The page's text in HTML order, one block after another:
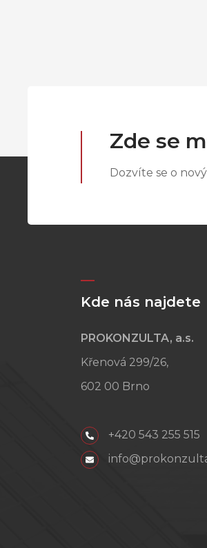
Zde se
Dozvíte se o
Kde nás najdete
PROKONZULTA, a.s.
Křenová 299/26,
602 00 Brno
+420 543 255 515